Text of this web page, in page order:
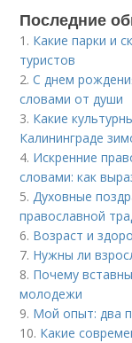
Последние
1. Какие парки и
туристов
2.С днем
словами от души
3. Какие
Калининграде
4. Искренние
словами: как
5.Духовные
православной
6. Возраст и
7. Нужны ли
8. Почему
молодежи
9. Мой опыт: два
10. Какие